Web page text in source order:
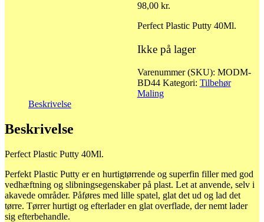
98,00 kr.
Perfect Plastic Putty 40Ml.
Ikke på lager
Varenummer (SKU): MODM-
BD44 Kategori: Tilbehør
Maling
Beskrivelse
Beskrivelse
Perfect Plastic Putty 40Ml.
Perfekt Plastic Putty er en hurtigtørrende og superfin filler med god
vedhæftning og slibningsegenskaber på plast. Let at anvende, selv i
akavede områder. Påføres med lille spatel, glat det ud og lad det
tørre. Tørrer hurtigt og efterlader en glat overflade, der nemt lader
sig efterbehandle.